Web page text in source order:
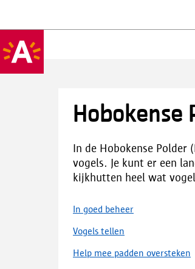
Hobokense
In de Hobokense Polder
vogels. Je kunt er een
kijkhutten heel wat
In goed beheer
Vogels tellen
Help mee padden oversteken